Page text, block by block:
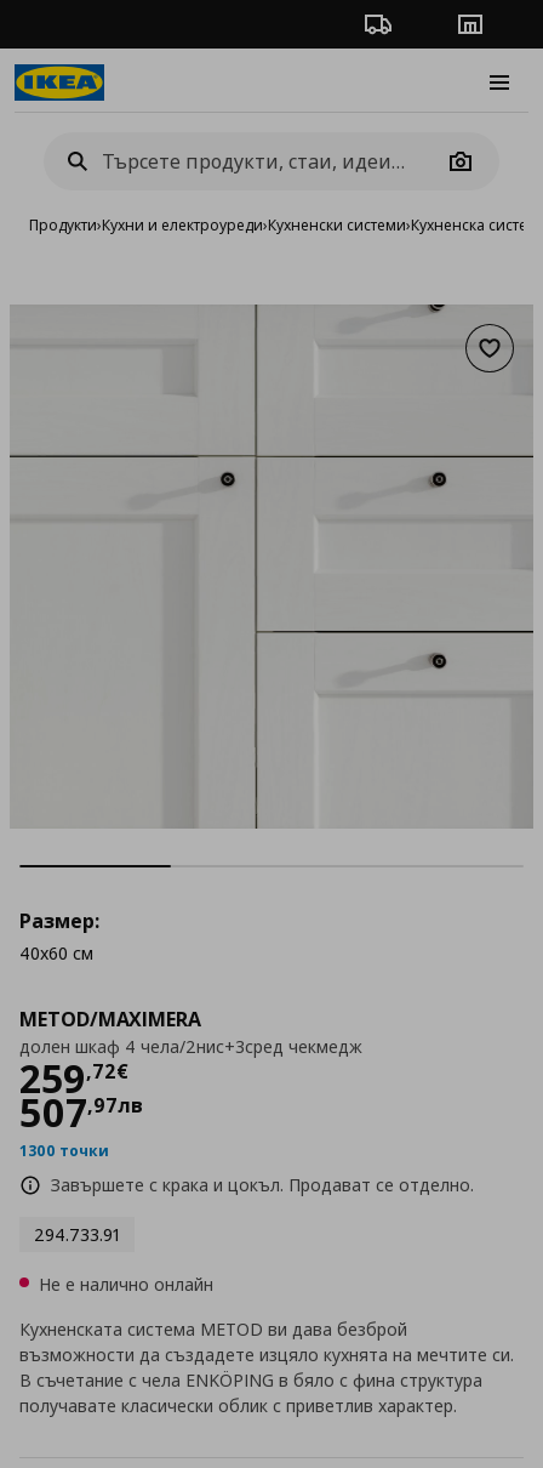
Проследяване на
Camera
Продукти›Кухни и електроуреди›Кухненски системи›Кухненска
METOD/MAXIMERA
долен шкаф 4 чела/2нис+3сред чекмедж
259,72€
Цена
507,97лв
1300 точки
Завършете с крака и цокъл. Продават се отделно.
294.733.91
Размер:
40x60 см
Не е налично онлайн
Кухненската система METOD ви дава безброй
възможности да създадете изцяло кухнята на мечтите си.
В съчетание с чела ENKÖPING в бяло с фина структура
получавате класически облик с приветлив характер.